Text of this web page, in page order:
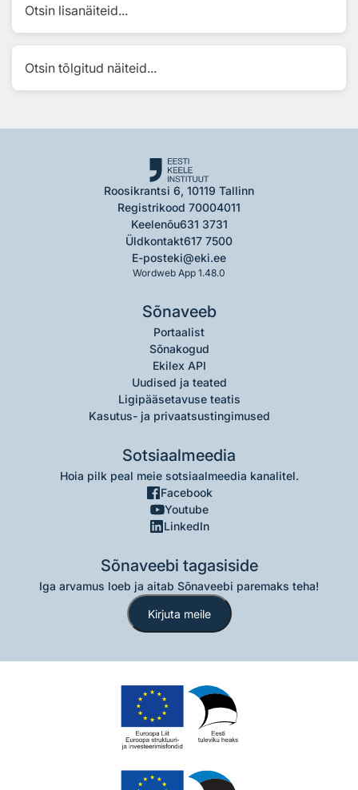
Otsin lisanäiteid...
Otsin tõlgitud näiteid...
Roosikrantsi 6, 10119 Tallinn
Registrikood 70004011
Keelenõu631 3731
Üldkontakt617 7500
E-posteki@eki.ee
Wordweb App 1.48.0
Sõnaveeb
Portaalist
Sõnakogud
Ekilex API
Uudised ja teated
Ligipääsetavuse teatis
Kasutus- ja privaatsustingimused
Sotsiaalmeedia
Hoia pilk peal meie sotsiaalmeedia kanalitel.
Facebook
Youtube
LinkedIn
Sõnaveebi tagasiside
Iga arvamus loeb ja aitab Sõnaveebi paremaks teha!
Kirjuta meile